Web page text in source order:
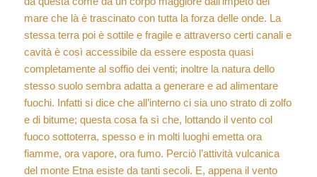
mare che là è trascinato con tutta la forza delle onde. La
stessa terra poi è sottile e fragile e attraverso certi canali e
cavità è così accessibile da essere esposta quasi
completamente al soffio dei venti; inoltre la natura dello
stesso suolo sembra adatta a generare e ad alimentare
fuochi. Infatti si dice che all’interno ci sia uno strato di zolfo
e di bitume; questa cosa fa sì che, lottando il vento col
fuoco sottoterra, spesso e in molti luoghi emetta ora
fiamme, ora vapore, ora fumo. Perciò l’attività vulcanica
del monte Etna esiste da tanti secoli. E, appena il vento